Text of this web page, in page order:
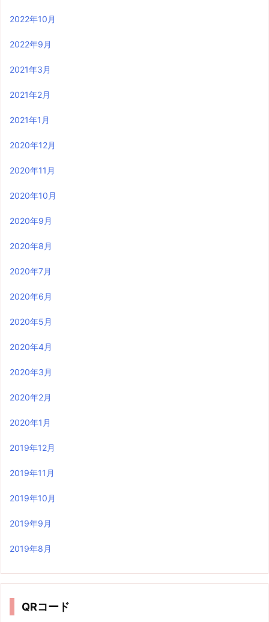
2022年10月
2022年9月
2021年3月
2021年2月
2021年1月
2020年12月
2020年11月
2020年10月
2020年9月
2020年8月
2020年7月
2020年6月
2020年5月
2020年4月
2020年3月
2020年2月
2020年1月
2019年12月
2019年11月
2019年10月
2019年9月
2019年8月
QRコード